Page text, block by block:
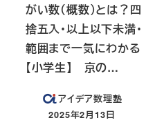
がい数（概数）とは？四
捨五入・以上以下未満・
範囲まで一気にわかる
【小学生】 京の…
アイデア数理塾
投稿日
2025年2月13日